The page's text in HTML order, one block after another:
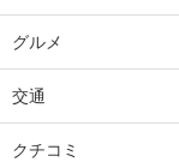
グルメ
交通
クチコミ